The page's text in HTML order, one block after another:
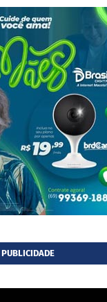
PUBLICIDADE